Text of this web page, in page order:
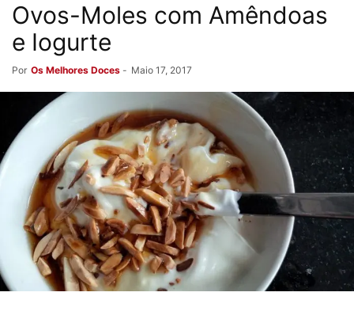
Ovos-Moles com Amêndoas
e Iogurte
Por Os Melhores Doces - Maio 17, 2017